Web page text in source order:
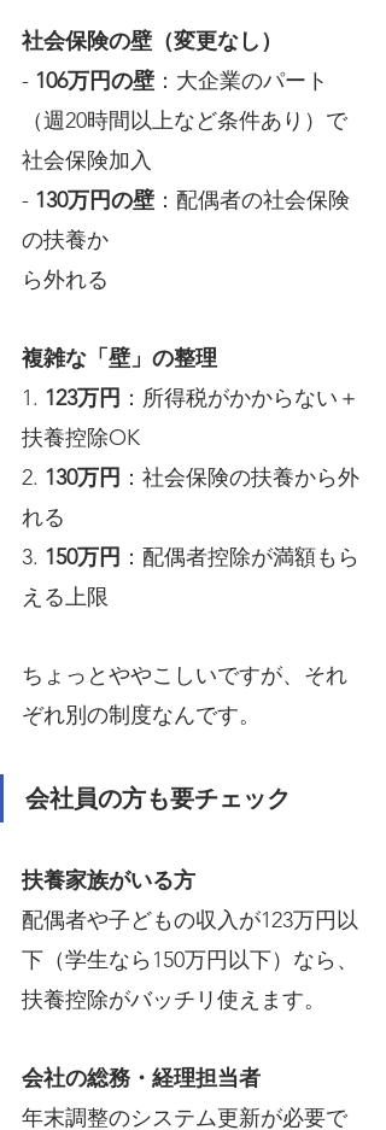
社会保険の壁（変更なし）
- 106万円の壁 ：大企業のパート
（週20時間以上など条件あり）で
社会保険加入
- 130万円の壁 ：配偶者の社会保険
の扶養か
ら外れる
複雑な「壁」の整理
1. 123万円 ：所得税がかからない＋
扶養控除OK
2. 130万円 ：社会保険の扶養から外
れる
3. 150万円 ：配偶者控除が満額もら
える上限
ちょっとややこしいですが、それ
ぞれ別の制度なんです。
会社員の方も要チェック
扶養家族がいる方
配偶者や子どもの収入が123万円以
下（学生なら150万円以下）なら、
扶養控除がバッチリ使えます。
会社の総務・経理担当者
年末調整のシステム更新が必要で